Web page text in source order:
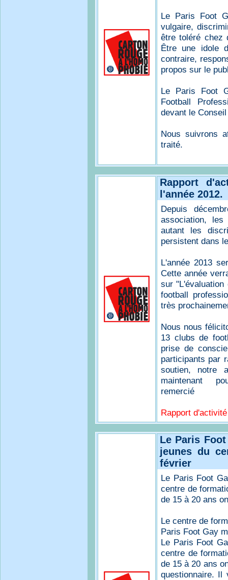
Le Paris Foot
vulgaire,
être toléré chez
Être une idole
contraire,
propos sur le
Le Paris Foot
Football
devant le
Nous suivrons
traité.
Rapport
l'année 2012.
Depuis
association, les
autant les
persistent dans
L'année 2013
Cette année
sur
football
très
Nous nous
13 clubs de
prise de
participants par
soutien, notre
maintenant
remercié
Rapport d'activité
Le Paris
jeunes du
février
Le Paris Foot
centre de
de 15 à 20 ans
Le centre de
Paris Foot Gay
Le Paris Foot
centre de
de 15 à 20 ans
questionnaire. Il